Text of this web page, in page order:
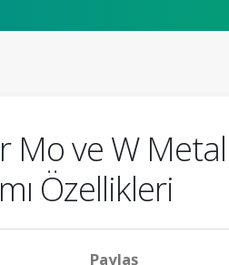
Mo ve W Metal
Özellikleri
Paylaş